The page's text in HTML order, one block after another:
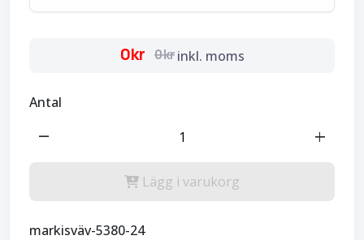
0kr 0kr inkl. moms
Antal
remove add
Lägg i varukorg
markisväv-5380-24